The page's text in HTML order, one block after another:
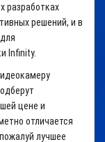
разработках
решений, и в
Infinity.
цене и
отличается
лучшее